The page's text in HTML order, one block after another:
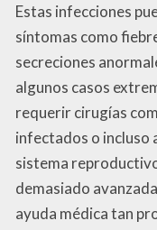
Estas infecciones
síntomas como
secreciones
algunos casos
requerir cirugías
infectados o incluso
sistema
demasiado
ayuda médica tan